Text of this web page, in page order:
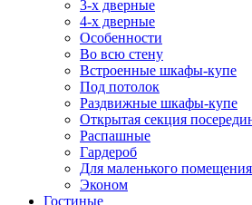
3-х дверные
4-х дверные
Особенности
Во всю стену
Встроенные шкафы-купе
Под потолок
Раздвижные шкафы-купе
Открытая секция
Распашные
Гардероб
Для маленького помещения
Эконом
Гостиные